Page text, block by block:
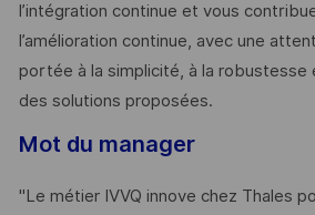
l’intégration continue et vous
l’amélioration continue, avec une
portée à la simplicité, à la robustesse
des solutions proposées.
Mot du manager
"Le métier IVVQ innove chez Thales